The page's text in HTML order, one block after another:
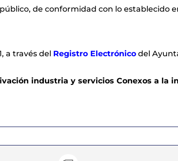
de conformidad con lo establecido
a través del Registro Electrónico del
industria y servicios Conexos a la